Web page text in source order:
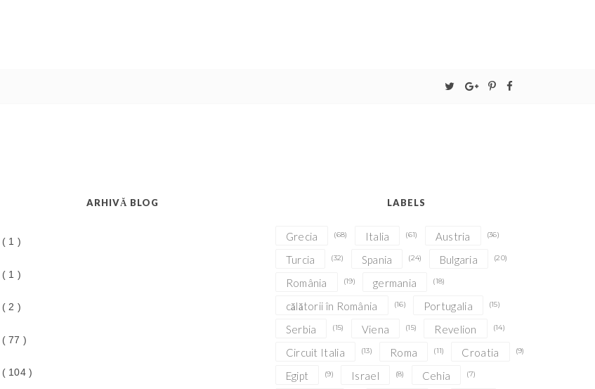
ARHIVĂ BLOG
( 1 )
( 1 )
( 2 )
( 77 )
( 104 )
LABELS
Grecia (68) Italia (61) Austria (36)
Turcia (32) Spania (24) Bulgaria (20)
România (19) germania (18)
călătorii în România (16) Portugalia (15)
Serbia (15) Viena (15) Revelion (14)
Circuit Italia (13) Roma (11) Croatia (9)
Egipt (9) Israel (8) Cehia (7)